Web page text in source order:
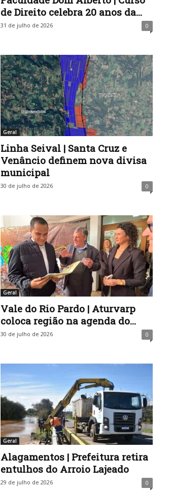
de Direito celebra 20 anos da...
31 de julho de 2026 0
Geral
Linha Seival | Santa Cruz e
Venâncio definem nova divisa
municipal
30 de julho de 2026 0
Geral
Vale do Rio Pardo | Aturvarp
coloca região na agenda do...
30 de julho de 2026 0
Geral
Alagamentos | Prefeitura retira
entulhos do Arroio Lajeado
29 de julho de 2026 0